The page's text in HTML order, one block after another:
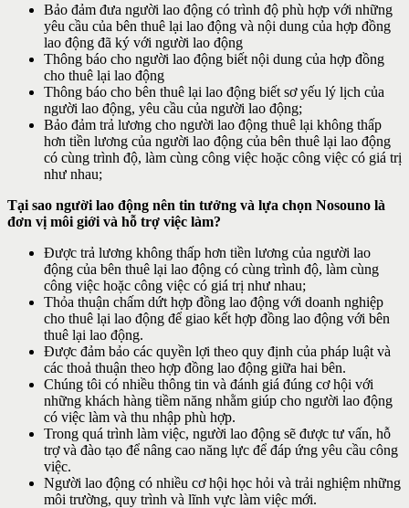
Bảo đảm đưa người lao động có trình độ phù hợp với những
yêu cầu của bên thuê lại lao động và nội dung của hợp đồng
lao động đã ký với người lao động
Thông báo cho người lao động biết nội dung của hợp đồng
cho thuê lại lao động
Thông báo cho bên thuê lại lao động biết sơ yếu lý lịch của
người lao động, yêu cầu của người lao động;
Bảo đảm trả lương cho người lao động thuê lại không thấp
hơn tiền lương của người lao động của bên thuê lại lao động
có cùng trình độ, làm cùng công việc hoặc công việc có giá trị
như nhau;
Tại sao người lao động nên tin tưởng và lựa chọn Nosouno là
đơn vị môi giới và hỗ trợ việc làm?
Được trả lương không thấp hơn tiền lương của người lao
động của bên thuê lại lao động có cùng trình độ, làm cùng
công việc hoặc công việc có giá trị như nhau;
Thỏa thuận chấm dứt hợp đồng lao động với doanh nghiệp
cho thuê lại lao động để giao kết hợp đồng lao động với bên
thuê lại lao động.
Được đảm bảo các quyền lợi theo quy định của pháp luật và
các thoả thuận theo hợp đồng lao động giữa hai bên.
Chúng tôi có nhiều thông tin và đánh giá đúng cơ hội với
những khách hàng tiềm năng nhằm giúp cho người lao động
có việc làm và thu nhập phù hợp.
Trong quá trình làm việc, người lao động sẽ được tư vấn, hỗ
trợ và đào tạo để nâng cao năng lực để đáp ứng yêu cầu công
việc.
Người lao động có nhiều cơ hội học hỏi và trải nghiệm những
môi trường, quy trình và lĩnh vực làm việc mới.